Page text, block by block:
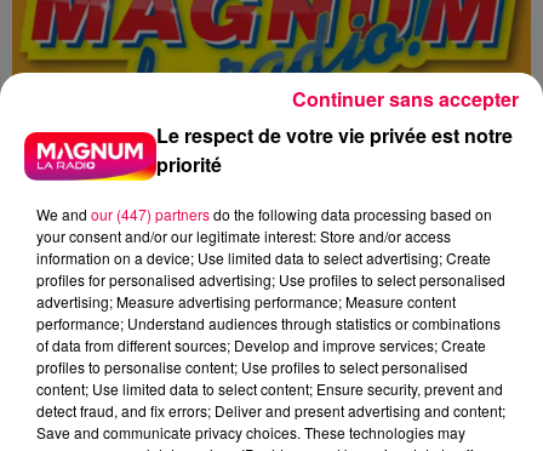
Le respect de votre vie privée est notre
priorité
We and our (447) partnersdo the following data processing based on
your consent and/or our legitimate interest: Store and/or access
information on a device; Use limited data to select advertising; Create
profiles for personalised advertising; Use profiles to select personalised
advertising; Measure advertising performance; Measure content
performance; Understand audiences through statistics or combinations
of data from different sources; Develop and improve services; Create
profiles to personalise content; Use profiles to select personalised
content; Use limited data to select content; Ensure security, prevent and
detect fraud, and fix errors; Deliver and present advertising and content;
Save and communicate privacy choices. These technologies may
Continuer sans accepter